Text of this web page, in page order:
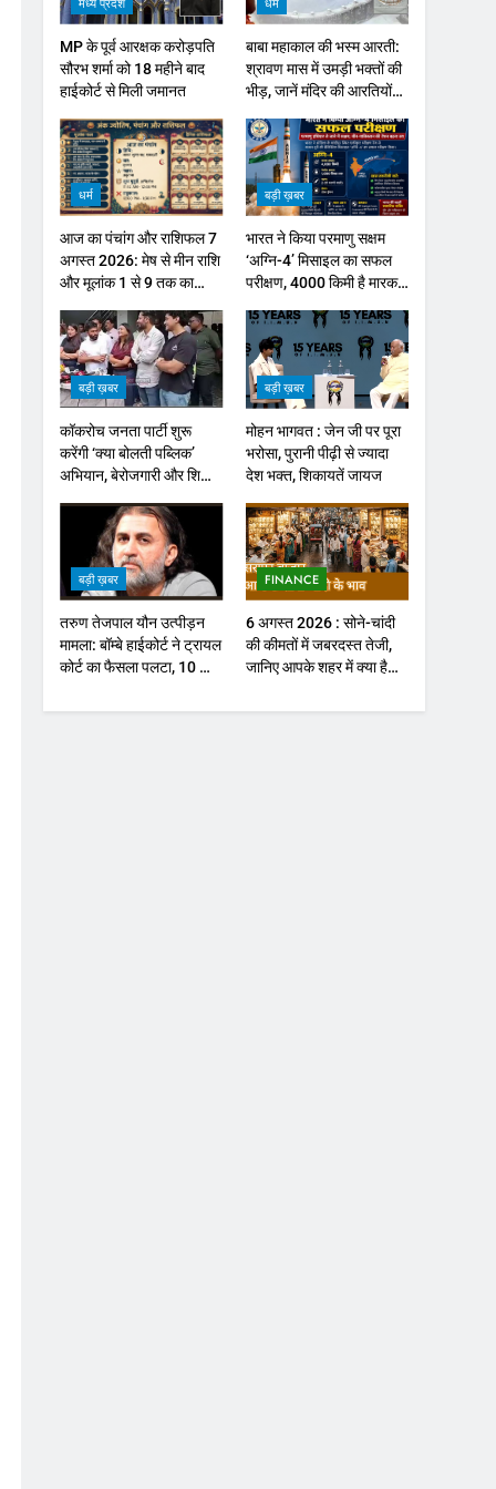
MP के पूर्व आरक्षक करोड़पति
सौरभ शर्मा को 18 महीने बाद
हाईकोर्ट से मिली जमानत
बाबा महाकाल की भस्म आरती:
श्रावण मास में उमड़ी भक्तों की
भीड़, जानें मंदिर की आरतियों
धर्म
आज का पंचांग और राशिफल 7
अगस्त 2026: मेष से मीन राशि
और मूलांक 1 से 9 तक का
बड़ी ख़बर
भारत ने किया परमाणु सक्षम
‘अग्नि-4’ मिसाइल का सफल
परीक्षण, 4000 किमी है मारक
बड़ी ख़बर
कॉकरोच जनता पार्टी शुरू
करेंगी ‘क्या बोलती पब्लिक’
अभियान, बेरोजगारी और शिक्षा
बड़ी ख़बर
मोहन भागवत : जेन जी पर पूरा
भरोसा, पुरानी पीढ़ी से ज्यादा
देश भक्त, शिकायतें जायज
बड़ी ख़बर
तरुण तेजपाल यौन उत्पीड़न
मामला: बॉम्बे हाईकोर्ट ने ट्रायल
कोर्ट का फैसला पलटा, 10 साल
FINANCE
6 अगस्त 2026 : सोने-चांदी
की कीमतों में जबरदस्त तेजी,
जानिए आपके शहर में क्या है